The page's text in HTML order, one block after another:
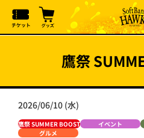
鷹祭
2026/06/10 (水)
鷹祭 SUMMER BOOST イベント
グルメ